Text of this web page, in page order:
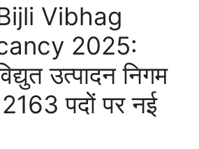
Vibhag
2025:
उत्पादन निगम
पदों पर नई